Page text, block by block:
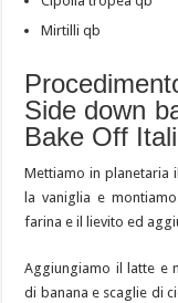
Mirtilli qb
Side down
Bake Off
Mettiamo in planetaria
la vaniglia e
farina e il lievito ed
Aggiungiamo il latte e
di banana e scaglie di